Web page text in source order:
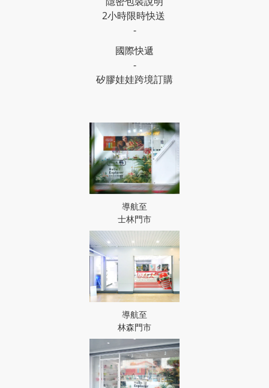
2小時限時快送
-
國際快遞
-
矽膠娃娃跨境訂購
導航至
士林門市
導航至
林森門市